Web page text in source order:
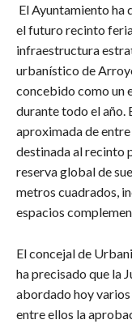
El Ayuntamiento ha
el futuro recinto
infraestructura
urbanístico de
concebido como un
durante todo el año.
aproximada de
destinada al recinto
reserva global de
metros cuadrados,
espacios
​El concejal de
ha precisado que la
abordado hoy
entre ellos la